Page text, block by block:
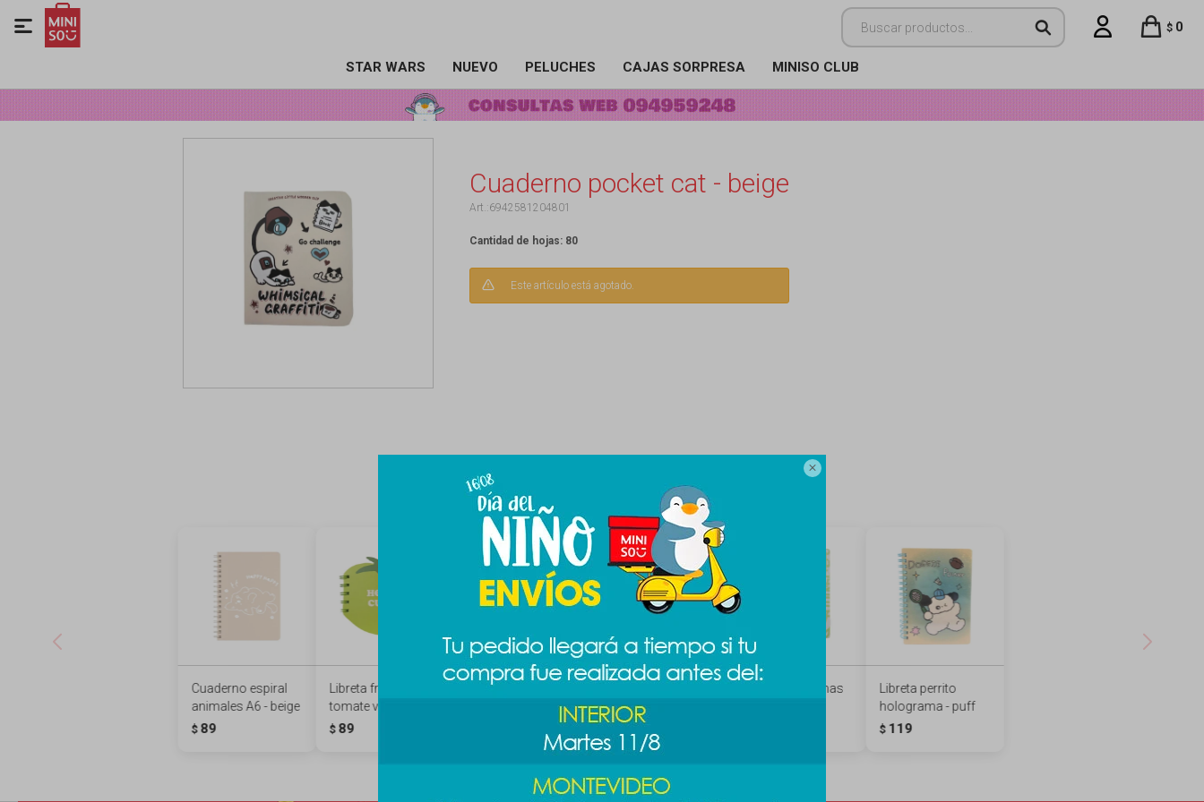

STAR WARS NUEVO PELUCHES CAJAS SORPRESA MINISO CLUB
$ 0

Cuaderno pocket cat - beige
6942581204801
Cantidad de hojas: 80
Este artículo está agotado.
Productos que te pueden interesar
Cuaderno espiral
animales A6 - beige
$ 89
Libreta frutas -
tomate verde
$ 89
Cuaderno helados
rose - diseño 1
99
Cuaderno formas
Libreta perrito
holograma - puff
$ 119